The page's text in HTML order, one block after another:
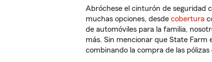
Abróchese el cinturón de seguridad
muchas opciones, desde cobertura
de automóviles para la familia,
más. Sin mencionar que State Farm
combinando la compra de las